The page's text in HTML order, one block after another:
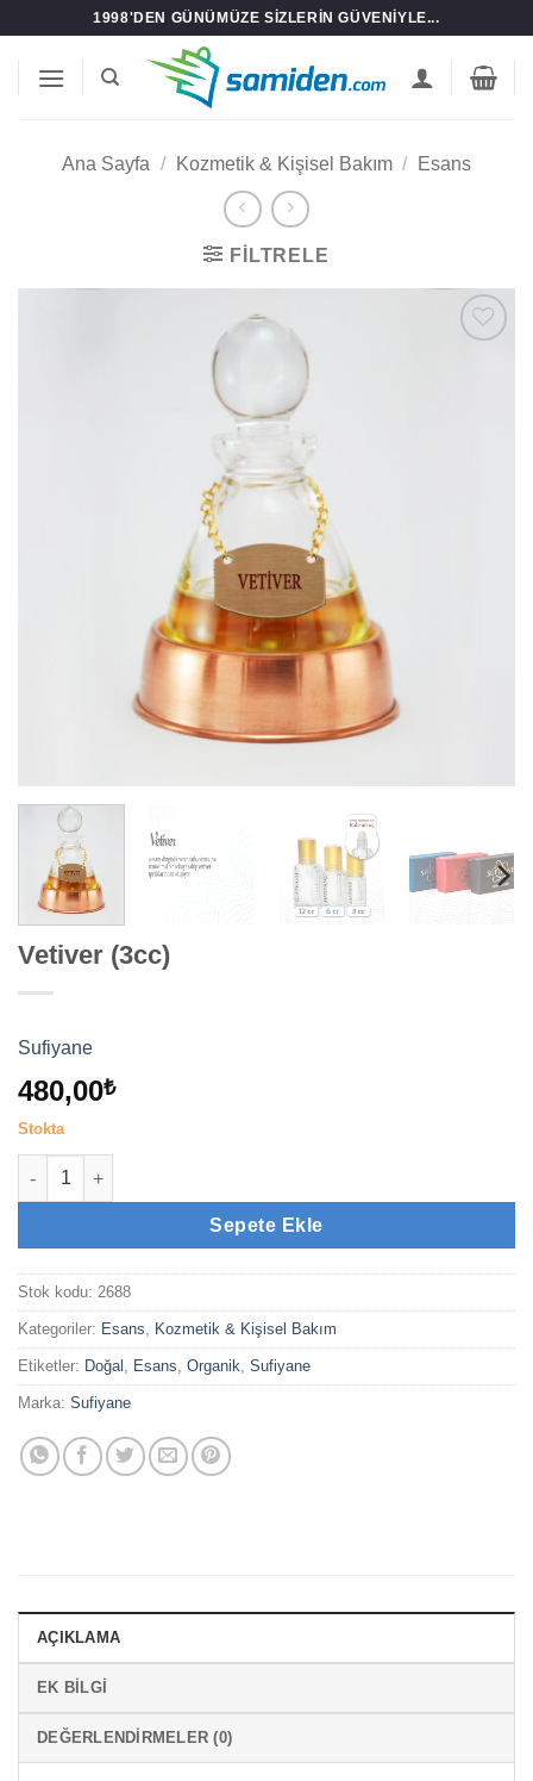
1998'DEN GÜNÜMÜZE SIZLERIN GÜVENIYLE...
Ana Sayfa / Kozmetik & Kişisel Bakım / Esans
FILTRELE
Vetiver (3cc)
Sufiyane
480,00₺
Stokta
Vetiver (3cc) adet
Sepete Ekle
Stok kodu: 2688
Kategoriler: Esans, Kozmetik & Kişisel Bakım
Etiketler: Doğal , Esans, Organik, Sufiyane
Marka: Sufiyane
AÇIKLAMA
EK BILGI
DEĞERLENDIRMELER (0)